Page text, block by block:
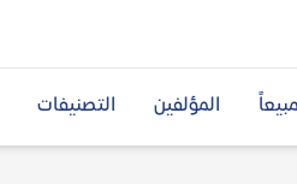
المؤلفين التصنيفات